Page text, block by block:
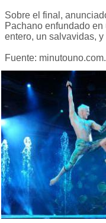
Sobre el final,
Pachano enfundado
entero, un salvavidas,
Fuente: